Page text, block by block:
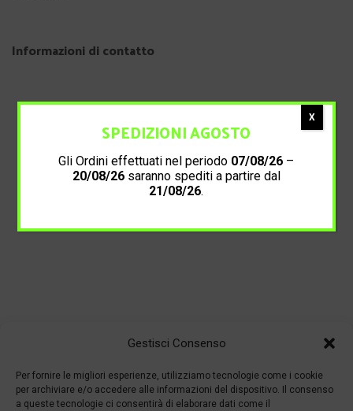
Gestisci Consenso
Per fornire le migliori esperienze, utilizziamo tecnologie come i cookie
per archiviare e/o accedere alle informazioni del dispositivo. Il consenso
a queste tecnologie ci consentirà di elaborare dati come il
Informazioni di contatto
SPEDIZIONI AGOSTO
Gli Ordini effettuati nel periodo 07/08/26 –
20/08/26saranno spediti a partire dal
21/08/26.
X